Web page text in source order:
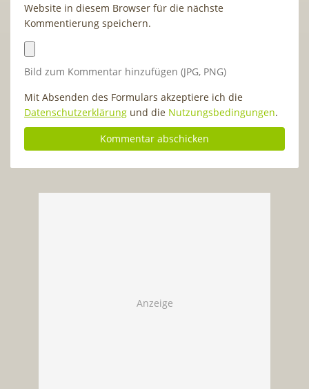
Website in diesem Browser für die nächste
Kommentierung speichern.
Bild zum Kommentar hinzufügen (JPG, PNG)
Mit Absenden des Formulars akzeptiere ich die
Datenschutzerklärung und die Nutzungsbedingungen.